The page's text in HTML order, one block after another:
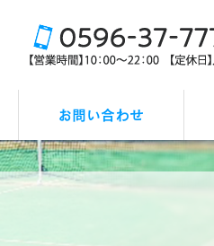
お問い合わせ